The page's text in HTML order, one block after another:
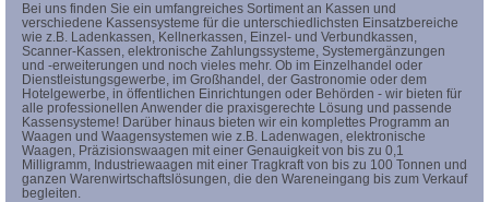
Bei uns finden Sie ein umfangreiches Sortiment an Kassen und
verschiedene Kassensysteme für die unterschiedlichsten Einsatzbereiche
wie z.B. Ladenkassen, Kellnerkassen, Einzel- und Verbundkassen,
Scanner-Kassen, elektronische Zahlungssysteme, Systemergänzungen
und -erweiterungen und noch vieles mehr. Ob im Einzelhandel oder
Dienstleistungsgewerbe, im Großhandel, der Gastronomie oder dem
Hotelgewerbe, in öffentlichen Einrichtungen oder Behörden - wir bieten für
alle professionellen Anwender die praxisgerechte Lösung und passende
Kassensysteme! Darüber hinaus bieten wir ein komplettes Programm an
Waagen und Waagensystemen wie z.B. Ladenwagen, elektronische
Waagen, Präzisionswaagen mit einer Genauigkeit von bis zu 0,1
Milligramm, Industriewaagen mit einer Tragkraft von bis zu 100 Tonnen und
ganzen Warenwirtschaftslösungen, die den Wareneingang bis zum Verkauf
begleiten.